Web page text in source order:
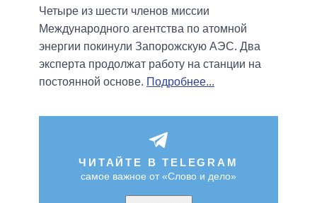
Четыре из шести членов миссии
Международного агентства по атомной
энергии покинули Запорожскую АЭС. Два
эксперта продолжат работу на станции на
постоянной основе. Подробнее...
ЧИТАЙТЕ В TELEGRAM
самое важное от «Слово и дело»